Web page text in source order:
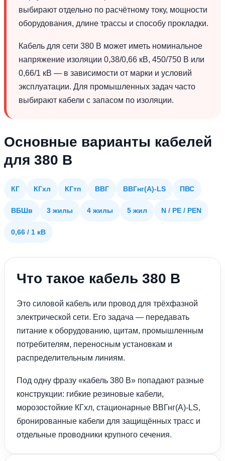
выбирают отдельно по расчётному току, мощности
оборудования, длине трассы и способу прокладки.
Кабель для сети 380 В может иметь номинальное
напряжение изоляции 0,38/0,66 кВ, 450/750 В или
0,66/1 кВ — в зависимости от марки и условий
эксплуатации. Для промышленных задач часто
выбирают кабели с запасом по изоляции.
Основные варианты кабелей
для 380 В
КГ КГхл КГтп ВВГ ВВГнг(А)-LS ПВС
ВБШв 3 жилы 4 жилы 5 жил N / PE / PEN
0,66 / 1 кВ
Что такое кабель 380 В
Это силовой кабель или провод для трёхфазной
электрической сети. Его задача — передавать
питание к оборудованию, щитам, промышленным
потребителям, переносным установкам и
распределительным линиям.
Под одну фразу «кабель 380 В» попадают разные
конструкции: гибкие резиновые кабели,
морозостойкие КГхл, стационарные ВВГнг(А)-LS,
бронированные кабели для защищённых трасс и
отдельные проводники крупного сечения.